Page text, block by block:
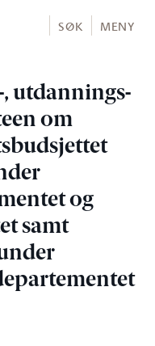
SØK MENY
utdannings-
om
og
samt